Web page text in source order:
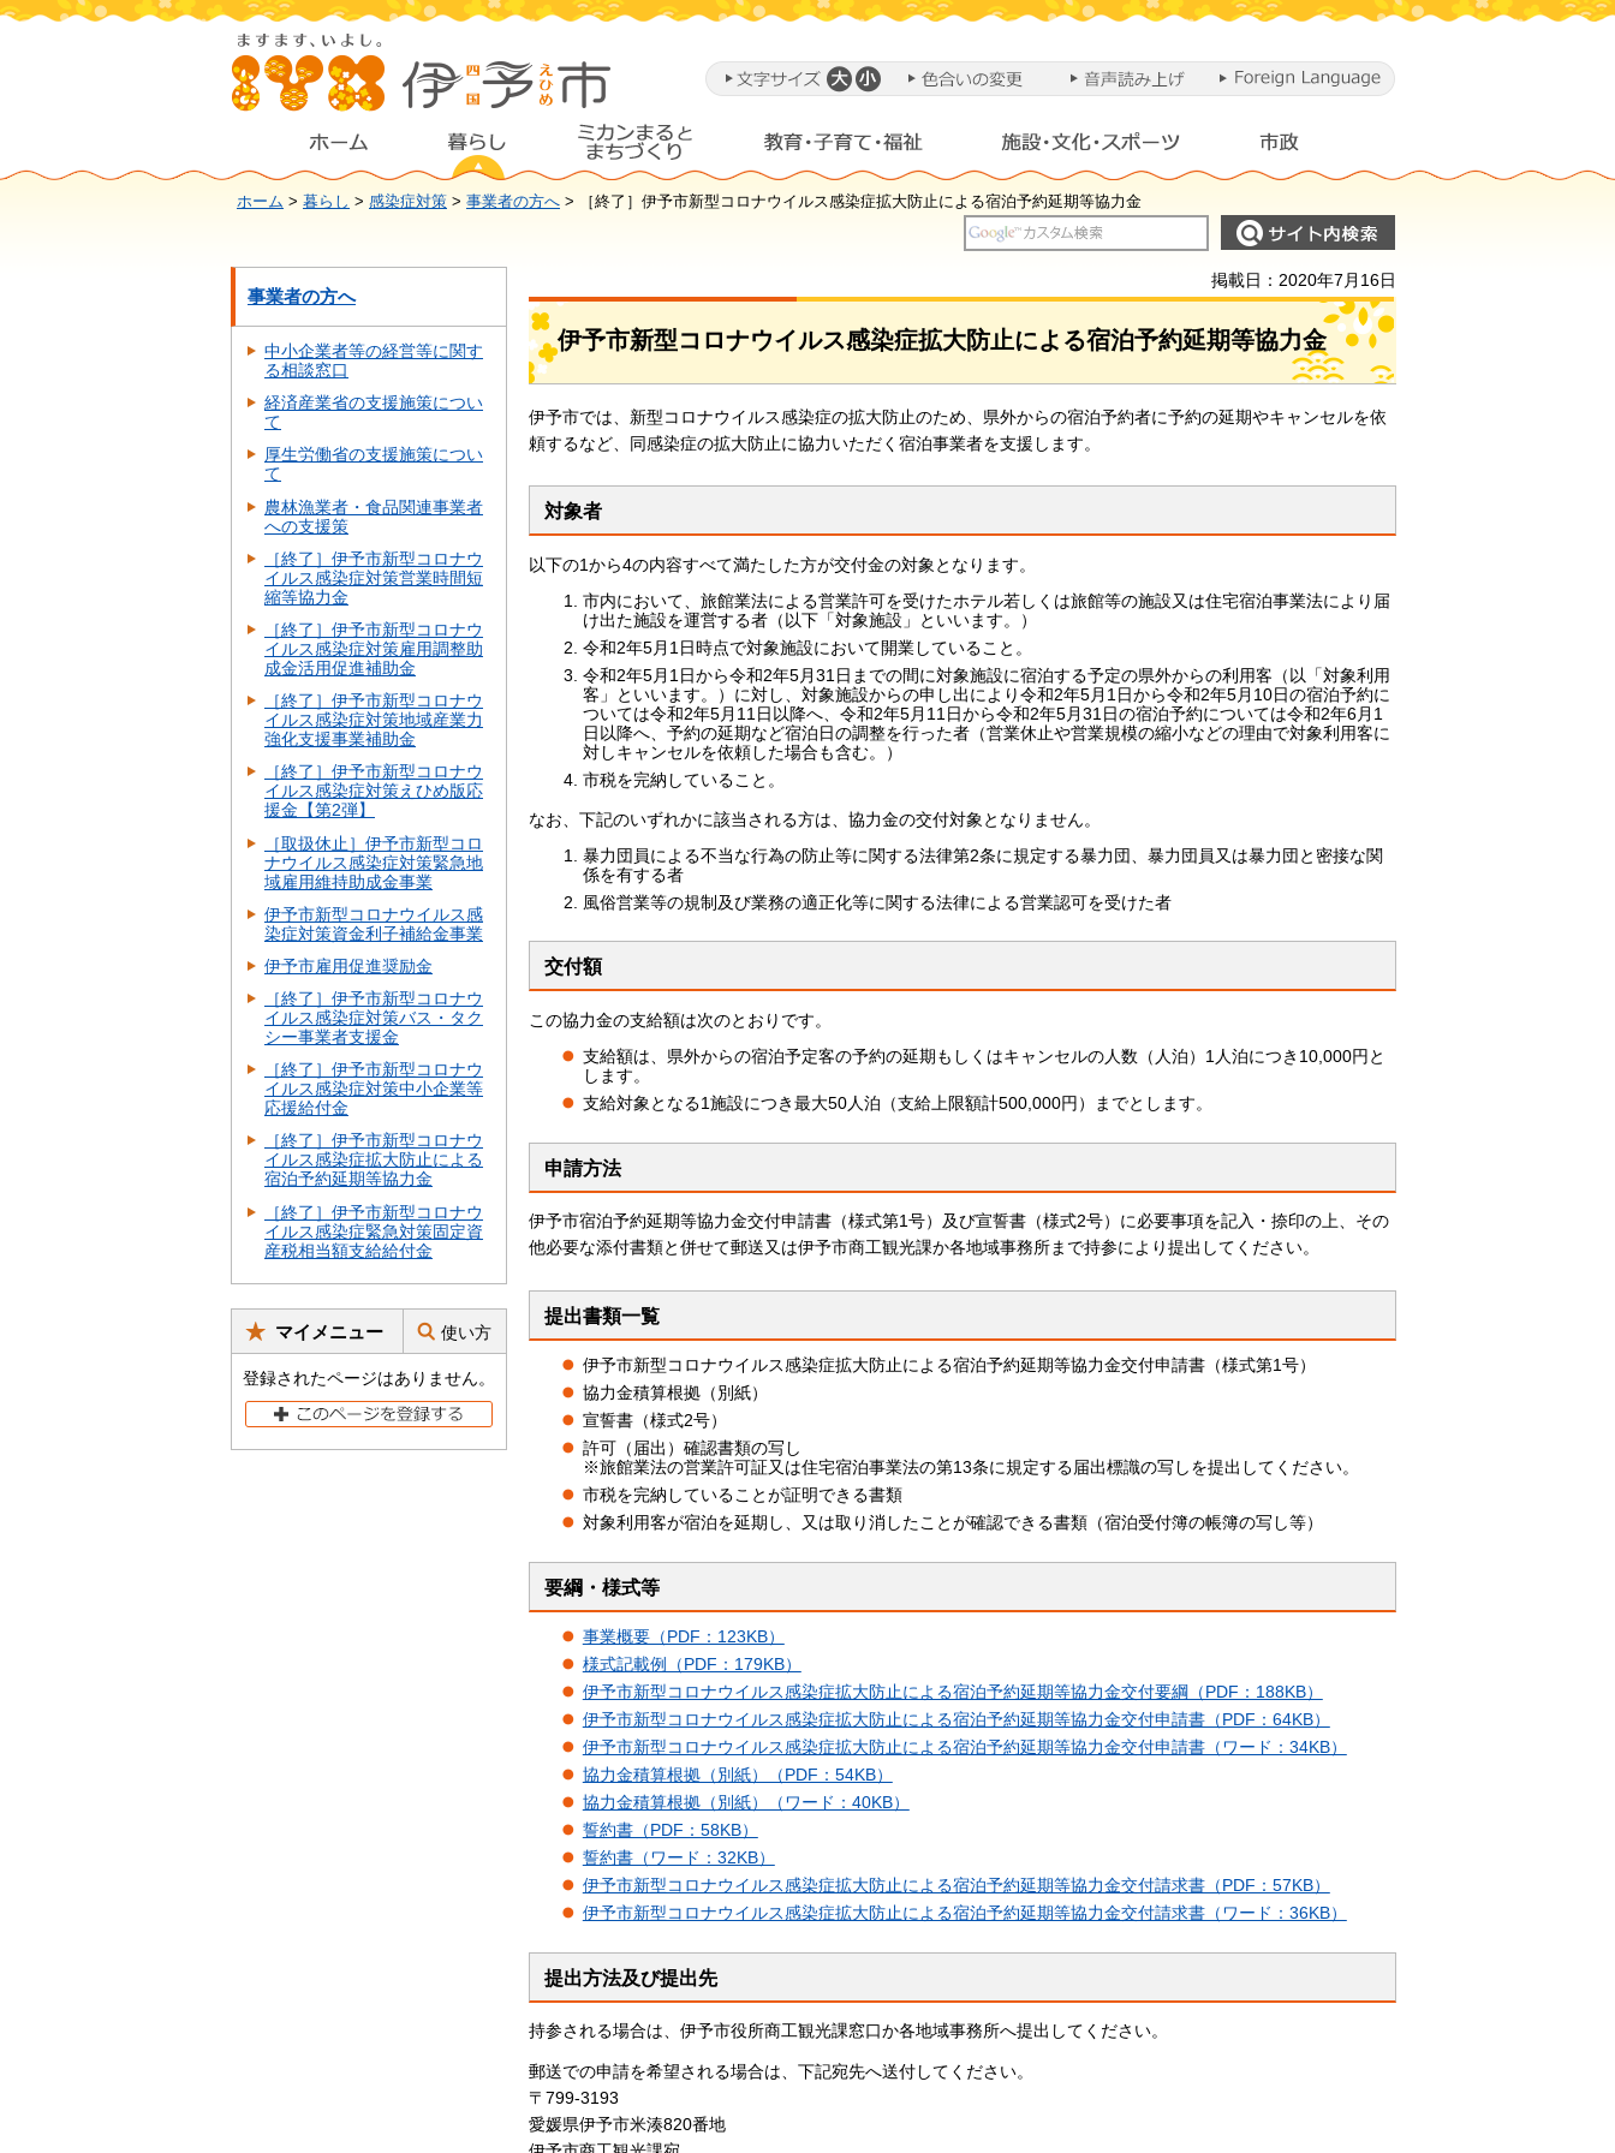
ホーム > 暮らし > 感染症対策 > 事業者の方へ > ［終了］伊予市新型コロナウイルス感染症拡大防止による宿泊予約延期等協力金
事業者の方へ
中小企業者等の経営等に関す
る相談窓口
経済産業省の支援施策につい
て
厚生労働省の支援施策につい
て
農林漁業者・食品関連事業者
への支援策
［終了］伊予市新型コロナウ
イルス感染症対策営業時間短
縮等協力金
［終了］伊予市新型コロナウ
イルス感染症対策雇用調整助
成金活用促進補助金
［終了］伊予市新型コロナウ
イルス感染症対策地域産業力
強化支援事業補助金
［終了］伊予市新型コロナウ
イルス感染症対策えひめ版応
援金【第2弾】
［取扱休止］伊予市新型コロ
ナウイルス感染症対策緊急地
域雇用維持助成金事業
伊予市新型コロナウイルス感
染症対策資金利子補給金事業
伊予市雇用促進奨励金
［終了］伊予市新型コロナウ
イルス感染症対策バス・タク
シー事業者支援金
［終了］伊予市新型コロナウ
イルス感染症対策中小企業等
応援給付金
［終了］伊予市新型コロナウ
イルス感染症拡大防止による
宿泊予約延期等協力金
［終了］伊予市新型コロナウ
イルス感染症緊急対策固定資
産税相当額支給給付金
マイメニュー 使い方
登録されたページはありません。
掲載日：2020年7月16日
伊予市新型コロナウイルス感染症拡大防止による宿泊予約延期等協力金
伊予市では、新型コロナウイルス感染症の拡大防止のため、県外からの宿泊予約者に予約の延期やキャンセルを依
頼するなど、同感染症の拡大防止に協力いただく宿泊事業者を支援します。
対象者
以下の1から4の内容すべて満たした方が交付金の対象となります。
市内において、旅館業法による営業許可を受けたホテル若しくは旅館等の施設又は住宅宿泊事業法により届
け出た施設を運営する者（以下「対象施設」といいます。）
令和2年5月1日時点で対象施設において開業していること。
令和2年5月1日から令和2年5月31日までの間に対象施設に宿泊する予定の県外からの利用客（以「対象利用
客」といいます。）に対し、対象施設からの申し出により令和2年5月1日から令和2年5月10日の宿泊予約に
ついては令和2年5月11日以降へ、令和2年5月11日から令和2年5月31日の宿泊予約については令和2年6月1
日以降へ、予約の延期など宿泊日の調整を行った者（営業休止や営業規模の縮小などの理由で対象利用客に
対しキャンセルを依頼した場合も含む。）
市税を完納していること。
なお、下記のいずれかに該当される方は、協力金の交付対象となりません。
暴力団員による不当な行為の防止等に関する法律第2条に規定する暴力団、暴力団員又は暴力団と密接な関
係を有する者
風俗営業等の規制及び業務の適正化等に関する法律による営業認可を受けた者
交付額
この協力金の支給額は次のとおりです。
支給額は、県外からの宿泊予定客の予約の延期もしくはキャンセルの人数（人泊）1人泊につき10,000円と
します。
支給対象となる1施設につき最大50人泊（支給上限額計500,000円）までとします。
申請方法
伊予市宿泊予約延期等協力金交付申請書（様式第1号）及び宣誓書（様式2号）に必要事項を記入・捺印の上、その
他必要な添付書類と併せて郵送又は伊予市商工観光課か各地域事務所まで持参により提出してください。
提出書類一覧
伊予市新型コロナウイルス感染症拡大防止による宿泊予約延期等協力金交付申請書（様式第1号）
協力金積算根拠（別紙）
宣誓書（様式2号）
許可（届出）確認書類の写し
※旅館業法の営業許可証又は住宅宿泊事業法の第13条に規定する届出標識の写しを提出してください。
市税を完納していることが証明できる書類
対象利用客が宿泊を延期し、又は取り消したことが確認できる書類（宿泊受付簿の帳簿の写し等）
要綱・様式等
事業概要（PDF：123KB）
様式記載例（PDF：179KB）
伊予市新型コロナウイルス感染症拡大防止による宿泊予約延期等協力金交付要綱（PDF：188KB）
伊予市新型コロナウイルス感染症拡大防止による宿泊予約延期等協力金交付申請書（PDF：64KB）
伊予市新型コロナウイルス感染症拡大防止による宿泊予約延期等協力金交付申請書（ワード：34KB）
協力金積算根拠（別紙）（PDF：54KB）
協力金積算根拠（別紙）（ワード：40KB）
誓約書（PDF：58KB）
誓約書（ワード：32KB）
伊予市新型コロナウイルス感染症拡大防止による宿泊予約延期等協力金交付請求書（PDF：57KB）
伊予市新型コロナウイルス感染症拡大防止による宿泊予約延期等協力金交付請求書（ワード：36KB）
提出方法及び提出先
持参される場合は、伊予市役所商工観光課窓口か各地域事務所へ提出してください。
郵送での申請を希望される場合は、下記宛先へ送付してください。
〒799-3193
愛媛県伊予市米湊820番地